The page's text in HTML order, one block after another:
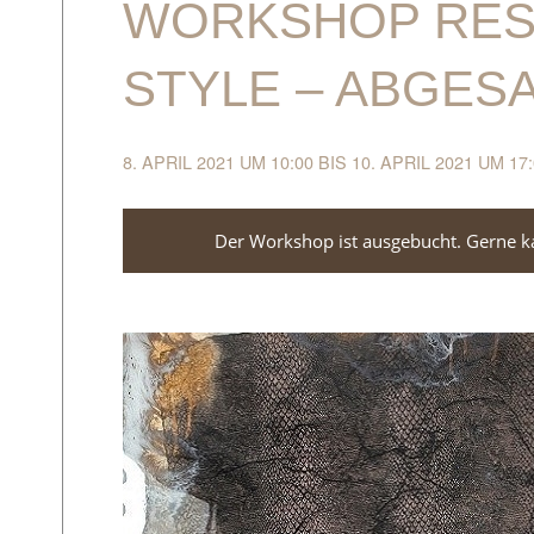
WORKSHOP
STYLE –
8. APRIL 2021 UM 10:00 BIS 10. APRIL 2021 UM
Der Workshop ist ausgebucht. Gerne